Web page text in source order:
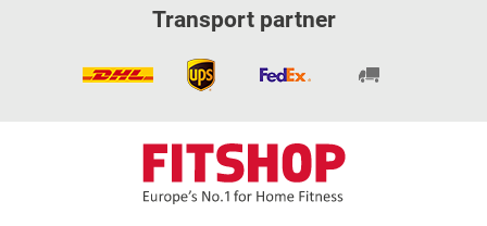
Transport partner